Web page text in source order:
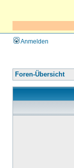
Anmelden
Foren-Übersicht